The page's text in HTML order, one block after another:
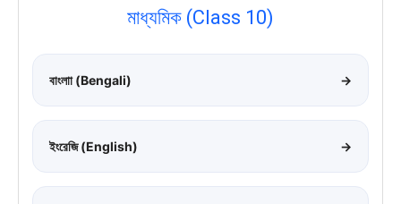
মাধ্যমিক (Class 10)
বাংলাা (Bengali) →
ইংরেজি (English) →